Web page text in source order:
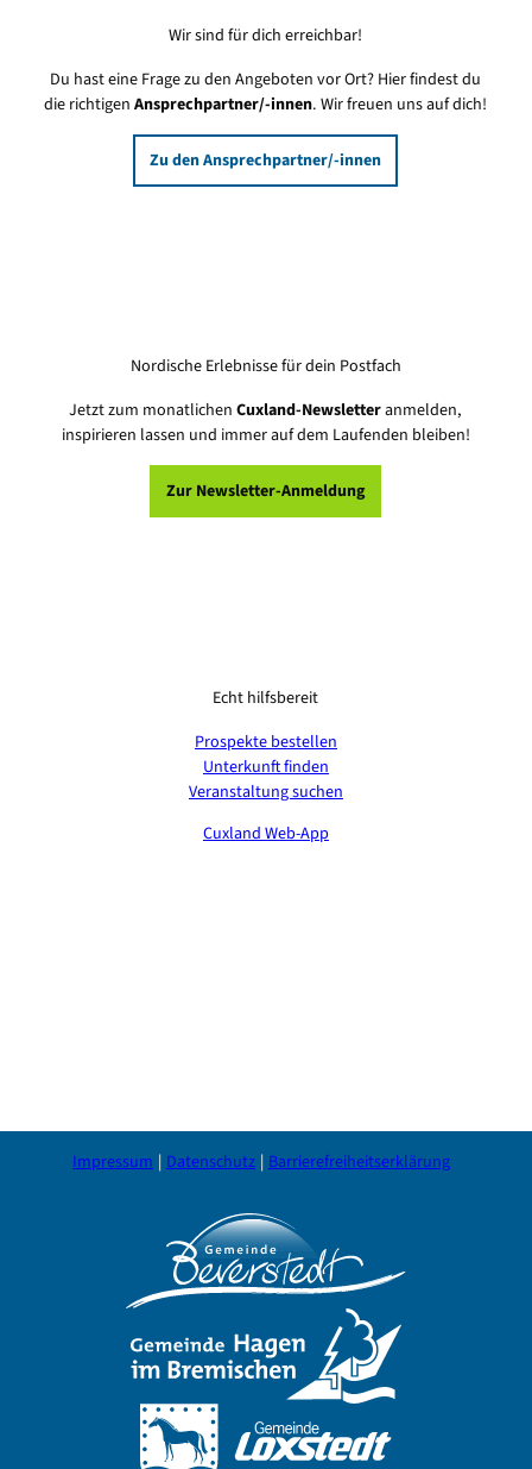
Wir sind für dich erreichbar!
Du hast eine Frage zu den Angeboten vor Ort? Hier findest du
die richtigenAnsprechpartner/-innen. Wir freuen uns auf dich!
Zu den Ansprechpartner/-innen
Nordische Erlebnisse für dein Postfach
Jetzt zum monatlichenCuxland-Newsletteranmelden,
inspirieren lassen und immer auf dem Laufenden bleiben!
Zur Newsletter-Anmeldung
Echt hilfsbereit
Prospekte bestellen
Unterkunft finden
Veranstaltung suchen
Cuxland Web-App
Impressum Datenschutz Barrierefreiheitserklärung